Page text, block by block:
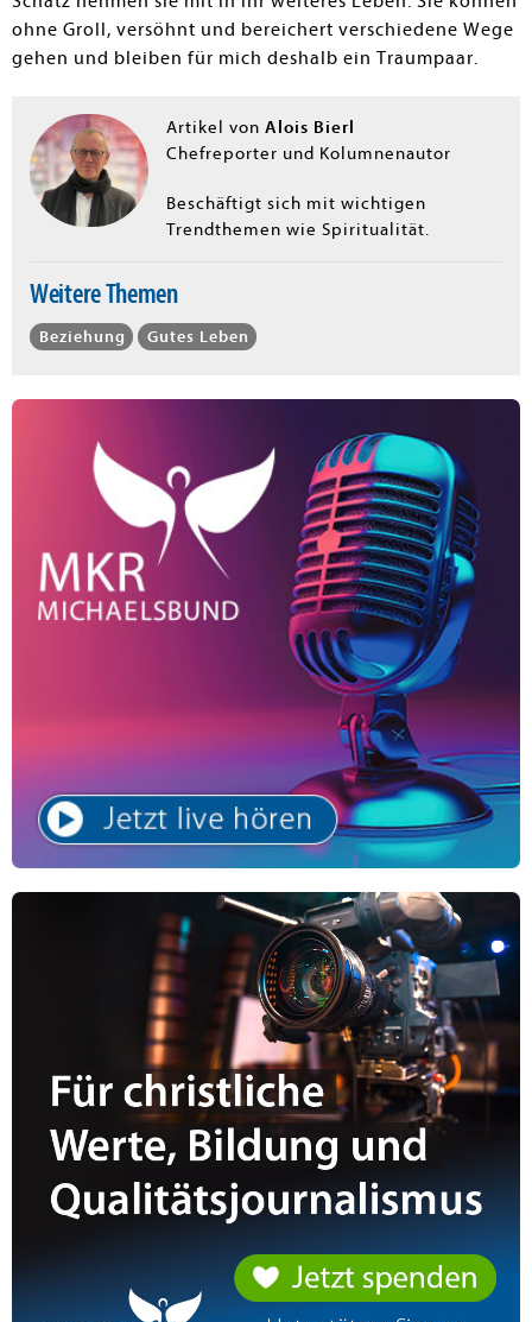
ohne Groll, versöhnt und bereichert verschiedene Wege
gehen und bleiben für mich deshalb ein Traumpaar.
Artikel von Alois Bierl
Chefreporter und Kolumnenautor
Beschäftigt sich mit wichtigen
Trendthemen wie Spiritualität.
Weitere Themen
Beziehung Gutes Leben